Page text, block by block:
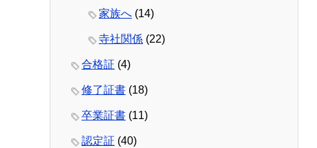
家族へ (14)
寺社関係 (22)
合格証 (4)
修了証書 (18)
卒業証書 (11)
認定証 (40)